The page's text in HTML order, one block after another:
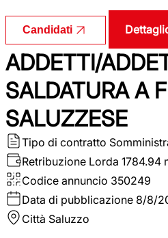
Candidati
ADDETTI/
SALDATURA A
SALUZZESE
Tipo di contratto
Retribuzione Lorda 1784.94
Codice annuncio 350249
Data di pubblicazione 8/8/
Città Saluzzo